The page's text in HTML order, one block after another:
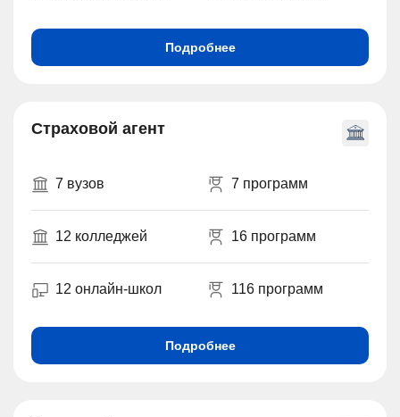
Подробнее
Страховой агент
7 вузов 7 программ
12 колледжей 16 программ
12 онлайн-школ 116 программ
Подробнее